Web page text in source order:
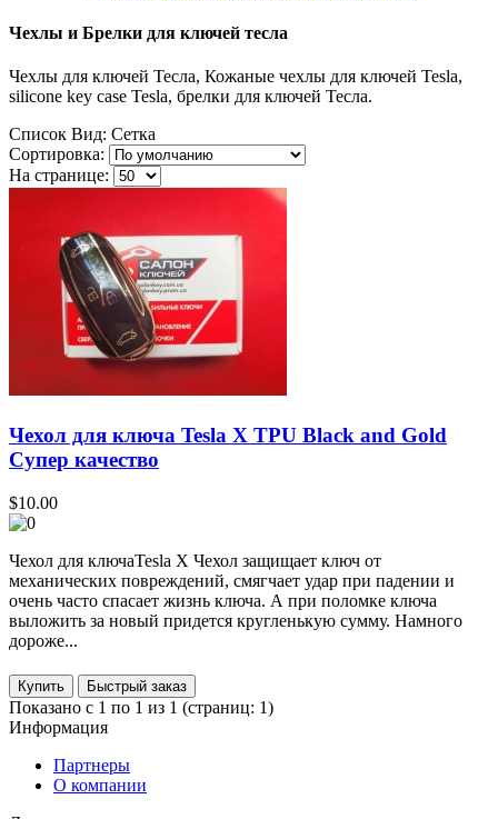
Чехлы и Брелки для ключей тесла
Чехлы для ключей Тесла, Кожаные чехлы для ключей Tesla,
silicone key case Tesla, брелки для ключей Тесла.
Список Вид: Сетка
Сортировка:
На странице:
Чехол для ключа Tesla X TPU Black and Gold
Супер качество
$10.00
Чехол для ключаTesla X Чехол защищает ключ от
механических повреждений, смягчает удар при падении и
очень часто спасает жизнь ключа. А при поломке ключа
выложить за новый придется кругленькую сумму. Намного
дороже...
Купить
Показано с 1 по 1 из 1 (страниц: 1)
Информация
Партнеры
О компании